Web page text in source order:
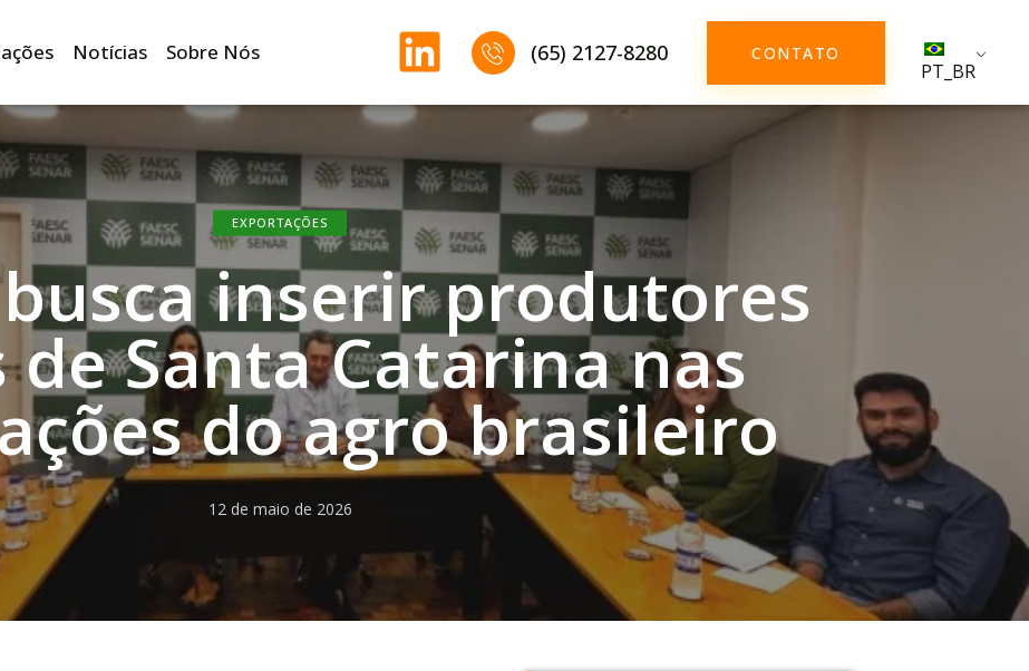
Notícias Sobre Nós (65) 2127-8280 CONTATO
PT_BR
EXPORTAÇÕES
inserir produtores
Santa Catarina nas
do agro brasileiro
12 de maio de 2026